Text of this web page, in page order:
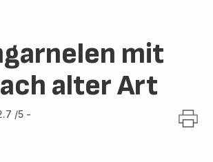
mit
alter Art
/5 -